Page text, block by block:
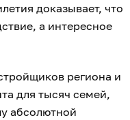
доказывает, что
а интересное
региона и
для тысяч семей,
абсолютной